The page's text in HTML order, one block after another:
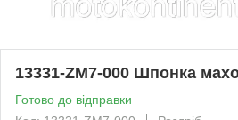
13331-ZM7-000 Шпонка
Готово до відправки